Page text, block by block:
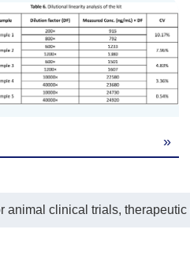
Dilution Buffer
Wash Solution
Solution
animal clinical trials,